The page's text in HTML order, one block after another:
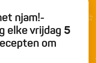
njam!-
elke vrijdag 5
om